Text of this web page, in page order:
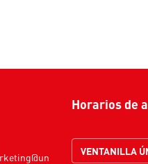
Horarios de
VENTANILLA